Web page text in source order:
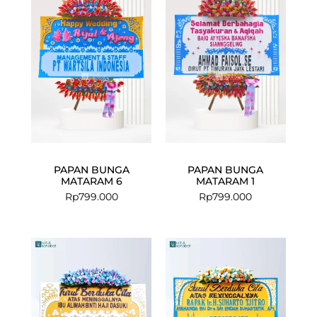
PAPAN BUNGA
MATARAM 6
Rp799.000
PAPAN BUNGA
MATARAM 1
Rp799.000